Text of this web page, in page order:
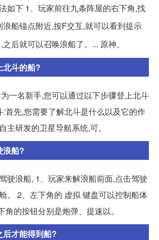
如下 1、玩家前往九条阵屋的右下角,找
浪船锚点附近,按F交互,就可以看到提示
之后就可以召唤浪船了。... 原神。
北斗的船?
一名新手,您可以通过以下步骤登上北斗
:首先,您需要了解北斗是什么以及它的作
主研发的卫星导航系统,可。
浪船?
驶浪船, 1、玩家来解浪船前面,点击驾驶
。 2、左下角的 虚拟 键盘可以控制船体
角的按钮分别是炮弹、提速以。
后才能得到船?